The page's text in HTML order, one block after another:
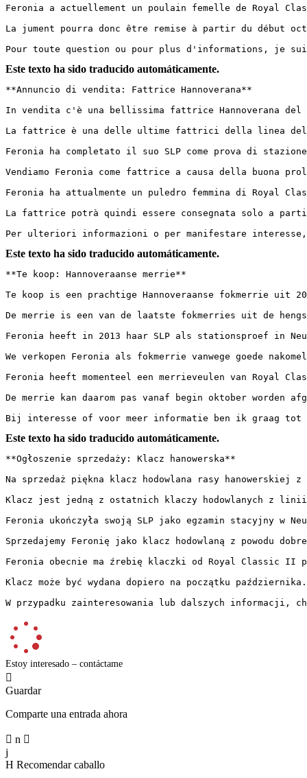
Feronia a actuellement un poulain femelle de Royal
La jument pourra donc être remise à partir du début
Pour toute question ou pour plus d'informations, je
Este texto ha sido traducido automáticamente.
**Annuncio di vendita: Fattrice Hannoverana**
In vendita c'è una bellissima fattrice Hannoverana del
La fattrice è una delle ultime fattrici della linea del
Feronia ha completato il suo SLP come prova di
Vendiamo Feronia come fattrice a causa della buona
Feronia ha attualmente un puledro femmina di Royal
La fattrice potrà quindi essere consegnata solo a
Per ulteriori informazioni o per manifestare
Este texto ha sido traducido automáticamente.
**Te koop: Hannoveraanse merrie**
Te koop is een prachtige Hannoveraanse fokmerrie uit
De merrie is een van de laatste fokmerries uit de
Feronia heeft in 2013 haar SLP als stationsproef in
We verkopen Feronia als fokmerrie vanwege goede
Feronia heeft momenteel een merrieveulen van Royal
De merrie kan daarom pas vanaf begin oktober worden
Bij interesse of voor meer informatie ben ik graag tot
Este texto ha sido traducido automáticamente.
**Ogłoszenie sprzedaży: Klacz hanowerska**
Na sprzedaż piękna klacz hodowlana rasy hanowerskiej
Klacz jest jedną z ostatnich klaczy hodowlanych z linii
Feronia ukończyła swoją SLP jako egzamin stacyjny w
Sprzedajemy Feronię jako klacz hodowlaną z powodu
Feronia obecnie ma źrebię klaczki od Royal Classic II
Klacz może być wydana dopiero na początku października.
W przypadku zainteresowania lub dalszych informacji,
Estoy interesado – contáctame

Guardar
Comparte una entrada ahora
 n 
j
H Recomendar caballo